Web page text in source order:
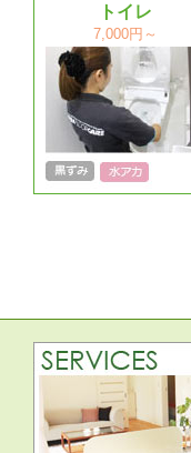
トイレ
7,000円～